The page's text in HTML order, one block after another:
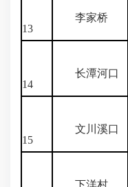
13
李家桥
14
长潭河口
15
文川溪口
下洋村